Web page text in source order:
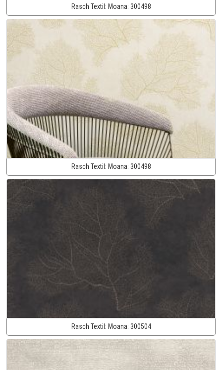
Rasch Textil: Moana: 300498
Rasch Textil: Moana: 300498
Rasch Textil: Moana: 300504